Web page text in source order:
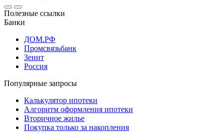
Полезные ссылки
Банки
ДОМ.РФ
Промсвязьбанк
Зенит
Россия
Популярные запросы
Калькулятор ипотеки
Алгоритм оформления ипотеки
Вторичное жилье
Покупка только за накопления